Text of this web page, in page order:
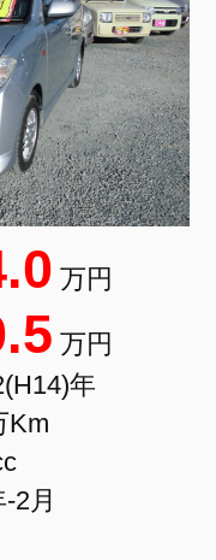
万円
万円
年
Km
2月